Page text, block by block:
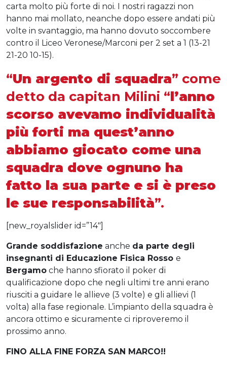
carta molto più forte di noi. I nostri ragazzi non
hanno mai mollato, neanche dopo essere andati più
volte in svantaggio, ma hanno dovuto soccombere
contro il Liceo Veronese/Marconi per 2 set a 1 (13-21
21-20 10-15).
“Un argento di squadra” come
detto da capitan Milini “l’anno
scorso avevamo individualità
più forti ma quest’anno
abbiamo giocato come una
squadra dove ognuno ha
fatto la sua parte e si è preso
le sue responsabilità”.
[new_royalslider id=”14″]
Grande soddisfazione anche da parte degli
insegnanti di Educazione Fisica Rosso e
Bergamo che hanno sfiorato il poker di
qualificazione dopo che negli ultimi tre anni erano
riusciti a guidare le allieve (3 volte) e gli allievi (1
volta) alla fase regionale. L’impianto della squadra è
ancora ottimo e sicuramente ci riproveremo il
prossimo anno.
FINO ALLA FINE FORZA SAN MARCO!!